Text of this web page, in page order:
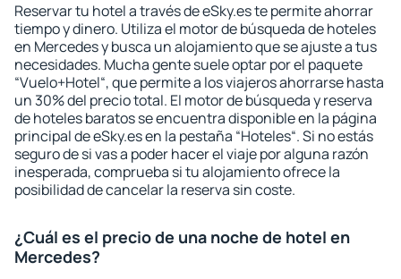
Reservar tu hotel a través de eSky.es te permite ahorrar
tiempo y dinero. Utiliza el motor de búsqueda de hoteles
en Mercedes y busca un alojamiento que se ajuste a tus
necesidades. Mucha gente suele optar por el paquete
“Vuelo+Hotel“, que permite a los viajeros ahorrarse hasta
un 30% del precio total. El motor de búsqueda y reserva
de hoteles baratos se encuentra disponible en la página
principal de eSky.es en la pestaña “Hoteles“. Si no estás
seguro de si vas a poder hacer el viaje por alguna razón
inesperada, comprueba si tu alojamiento ofrece la
posibilidad de cancelar la reserva sin coste.
¿Cuál es el precio de una noche de hotel en
Mercedes?